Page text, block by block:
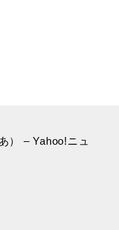
） – Yahoo!ニュ